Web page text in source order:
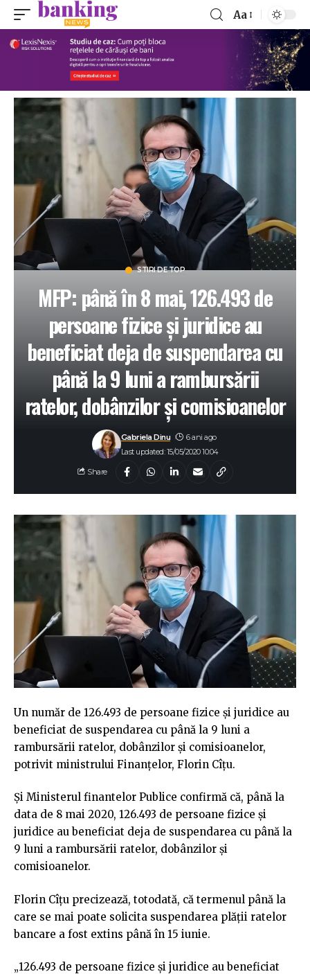
Aa
STIRI DE TOP
MFP: până în 8 mai, 126.493 de
persoane fizice și juridice au
beneficiat deja de suspendarea cu
până la 9 luni a rambursării
ratelor, dobânzilor şi comisioanelor
Last updated: 15/05/2020 10:04
Gabriela Dinu 6 ani ago
Share
Un număr de 126.493 de persoane fizice şi juridice au
beneficiat de suspendarea cu până la 9 luni a
rambursării ratelor, dobânzilor şi comisioanelor,
potrivit ministrului Finanţelor, Florin Cîţu.
Și Ministerul finantelor Publice confirmă că, până la
data de 8 mai 2020, 126.493 de persoane fizice și
juridice au beneficiat deja de suspendarea cu până la
9 luni a rambursării ratelor, dobânzilor şi
comisioanelor.
Florin Cîțu precizează, totodată, că termenul până la
care se mai poate solicita suspendarea plăţii ratelor
bancare a fost extins până în 15 iunie.
„126.493 de persoane fizice şi juridice au beneficiat